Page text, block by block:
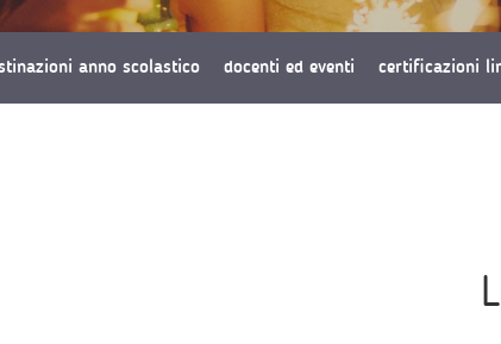
anno scolastico docenti ed eventi certificazioni